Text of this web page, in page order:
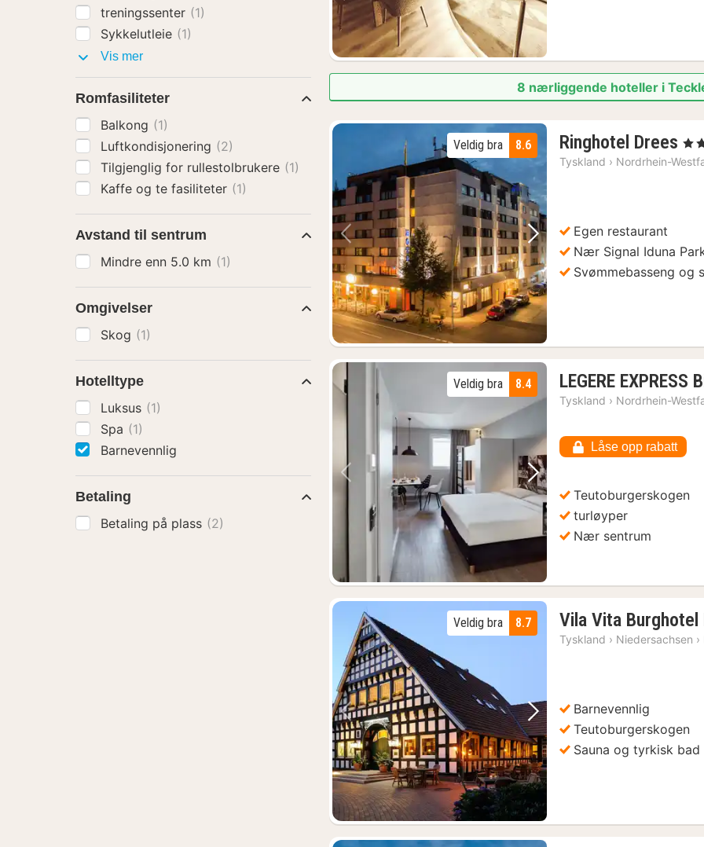
8 nærliggende hoteller i
Forrige bilde Neste bilde
8.6
Veldig bra Ringhotel Drees 1
, 4
Tyskland › Nordrhein-
Egen restaurant
Nær Signal Iduna
Svømmebasseng og
Forrige bilde Neste bilde
8.4
Veldig bra LEGERE EXPRESS
Tyskland › Nordrhein-
Låse opp rabatt
Teutoburgerskogen
turløyper
Nær sentrum
Forrige bilde Neste bilde
8.7
Veldig bra Vila Vita Burghotel
Tyskland › Niedersachsen ›
Barnevennlig
Teutoburgerskogen
Sauna og tyrkisk bad
treningssenter (1)
Sykkelutleie (1)
Vis merFasiliteter
Romfasiliteter
Balkong (1)
Luftkondisjonering (2)
Tilgjenglig for rullestolbrukere (1)
Kaffe og te fasiliteter (1)
Avstand til sentrum
Mindre enn 5.0 km (1)
Omgivelser
Skog (1)
Hotelltype
Luksus (1)
Spa (1)
Barnevennlig
Betaling
Betaling på plass (2)